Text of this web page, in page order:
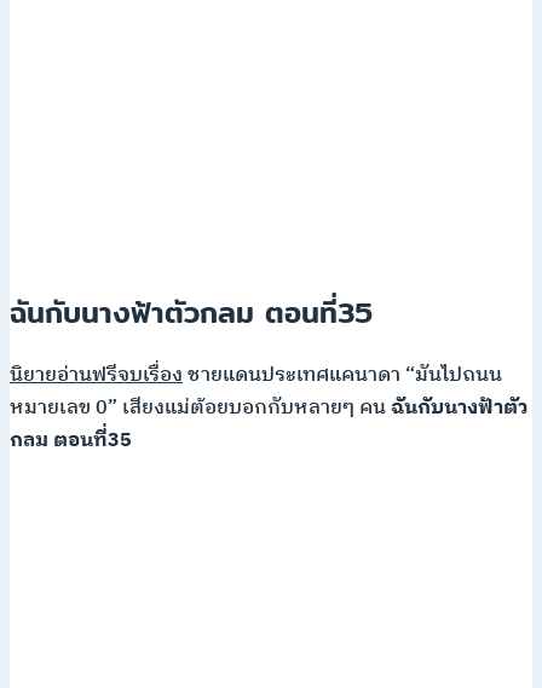
ฉันกับนางฟ้าตัวกลม ตอนที่35
นิยายอ่านฟรีจบเรื่องชายแดนประเทศแคนาดา “มันไปถนน
หมายเลข 0” เสียงแม่ต้อยบอกกับหลายๆ คนฉันกับนางฟ้าตัว
กลม ตอนที่35